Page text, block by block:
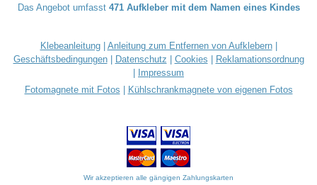
Das Angebot umfasst 471 Aufkleber mit dem Namen eines Kindes
Klebeanleitung| Anleitung zum Entfernen von Aufklebern|
Geschäftsbedingungen| Datenschutz Cookies
Reklamationsordnung
Impressum
Fotomagnete mit Fotos
Kühlschrankmagnete von eigenen Fotos
Wir akzeptieren alle gängigen Zahlungskarten